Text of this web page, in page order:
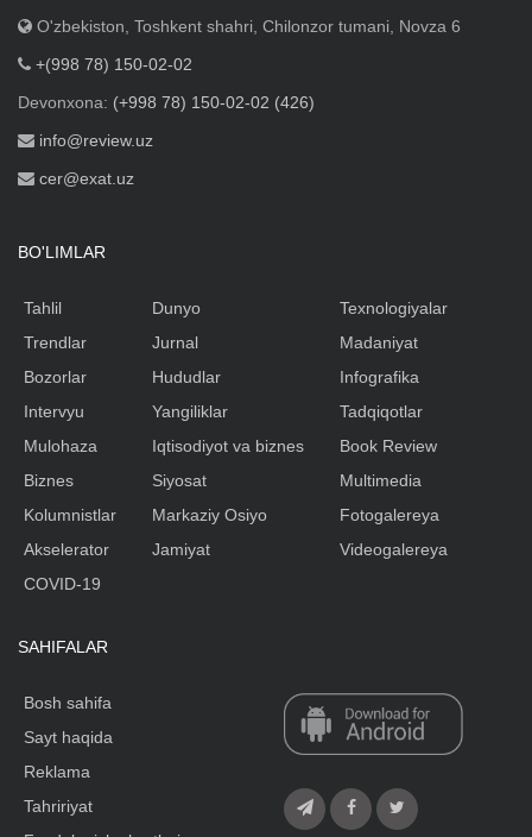
O'zbekiston, Toshkent shahri, Chilonzor tumani, Novza 6
+(998 78) 150-02-02
Devonxona: (+998 78) 150-02-02 (426)
info@review.uz
cer@exat.uz
BO'LIMLAR
Tahlil
Trendlar
Bozorlar
Intervyu
Mulohaza
Biznes
Kolumnistlar
Akselerator
Dunyo
Jurnal
Hududlar
Yangiliklar
Iqtisodiyot va biznes
Siyosat
Markaziy Osiyo
Jamiyat
Texnologiyalar
Madaniyat
Infografika
Tadqiqotlar
Book Review
Multimedia
Fotogalereya
Videogalereya
COVID-19
SAHIFALAR
Bosh sahifa
Sayt haqida
Reklama
Tahririyat